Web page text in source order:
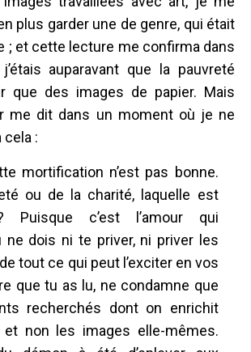
plus garder une de genre, qui était
; et cette lecture me confirma dans
auparavant que la pauvreté
que des images de papier. Mais
me dit dans un moment où je ne
cela :
mortification n’est pas bonne.
ou de la charité, laquelle est
Puisque c’est l’amour qui
ne dois ni te priver, ni priver les
tout ce qui peut l’exciter en vos
que tu as lu, ne condamne que
recherchés dont on enrichit
et non les images elle-mêmes.